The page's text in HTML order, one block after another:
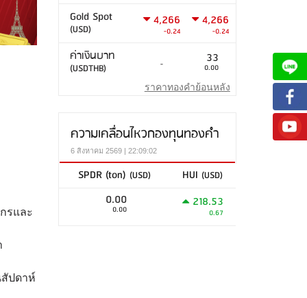
รและ
สัปดาห์
Gold Spot
(USD)
4,266
-0.24
4,266
-0.24
ค่าเงินบาท
(USDTHB) - 33
0.00
ราคาทองคำย้อนหลัง
ความเคลื่อนไหวกองทุนทองคำ
6 สิงหาคม 2569 | 22:09:02
SPDR (ton) (USD) HUI (USD)
0.00
0.00 218.53
0.67